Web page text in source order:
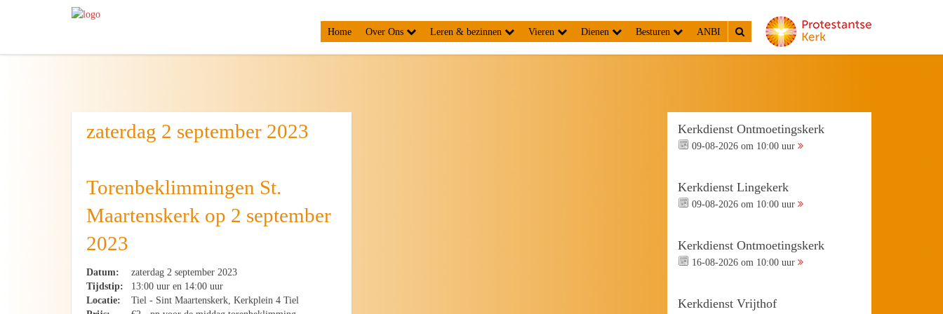
Home Over Ons Leren & bezinnen Vieren Dienen Besturen ANBI
zaterdag 2 september 2023
Torenbeklimmingen St.
Maartenskerk op 2 september
2023
Datum:
zaterdag 2 september 2023
Tijdstip:
13:00 uur en 14:00 uur
Locatie:
Tiel - Sint Maartenskerk, Kerkplein 4 Tiel
Kerkdienst Ontmoetingskerk
09-08-2026 om 10:00 uur
Kerkdienst Lingekerk
09-08-2026 om 10:00 uur
Kerkdienst Ontmoetingskerk
16-08-2026 om 10:00 uur
Kerkdienst Vrijthof